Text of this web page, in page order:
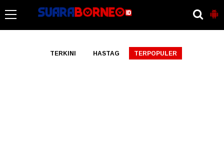
TERKINI HASTAG TERPOPULER